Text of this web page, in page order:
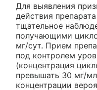
Для выявления
действия
тщательное
получающими
мг/сут. Прием
под контролем
(концентрация
превышать 30 мг/
концентрации